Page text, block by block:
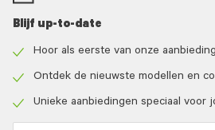
Blijf up-to-date
icon
Hoor als eerste van onze
icon
Ontdek de nieuwste modellen en
Unieke aanbiedingen speciaal voor